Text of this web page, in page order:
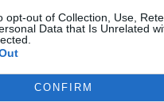
opt-out of Collection, Use,
Data that Is Unrelated
CONFIRM
Abendtermine